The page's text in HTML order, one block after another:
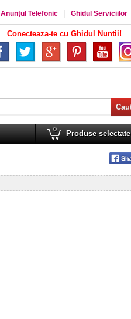
Anunţul Telefonic Ghidul Serviciilor
Conecteaza-te cu Ghidul Nuntii!
0 Produse selectate